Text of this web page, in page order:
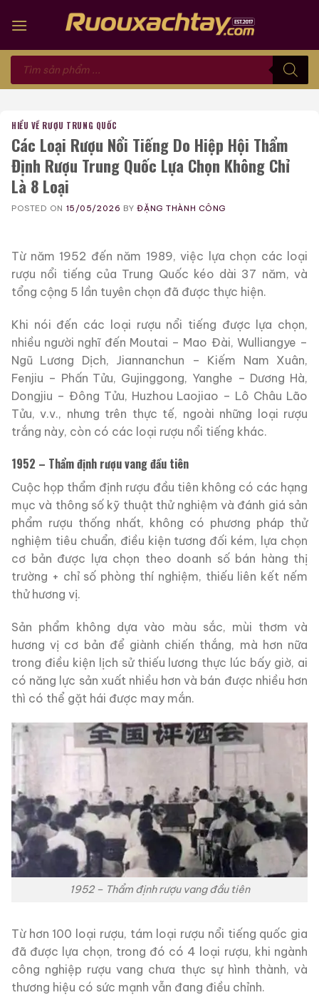
Tìm
kiếm
phẩm
HIỂU VỀ RƯỢU TRUNG QUỐC
Các Loại Rượu Nổi Tiếng Do Hiệp Hội Thẩm
Định Rượu Trung Quốc Lựa Chọn Không Chỉ
Là 8 Loại
POSTED ON 15/05/2026 BYĐẶNG THÀNH CÔNG
Từ năm 1952 đến năm 1989, việc lựa chọn các loại
rượu nổi tiếng của Trung Quốc kéo dài 37 năm, và
tổng cộng 5 lần tuyên chọn đã được thực hiện.
Khi nói đến các loại rượu nổi tiếng được lựa chọn,
nhiều người nghĩ đến Moutai – Mao Đài, Wulliangye –
Ngũ Lương Dịch, Jiannanchun – Kiếm Nam Xuân,
Fenjiu – Phấn Tửu, Gujinggong, Yanghe – Dương Hà,
Dongjiu – Đông Tửu, Huzhou Laojiao – Lô Châu Lão
Tửu, v.v., nhưng trên thực tế, ngoài những loại rượu
trắng này, còn có các loại rượu nổi tiếng khác.
1952 – Thẩm định rượu vang đầu tiên
Cuộc họp thẩm định rượu đầu tiên không có các hạng
mục và thông số kỹ thuật thử nghiệm và đánh giá sản
phẩm rượu thống nhất, không có phương pháp thử
nghiệm tiêu chuẩn, điều kiện tương đối kém, lựa chọn
cơ bản được lựa chọn theo doanh số bán hàng thị
trường + chỉ số phòng thí nghiệm, thiếu liên kết nếm
thử hương vị.
Sản phẩm không dựa vào màu sắc, mùi thơm và
hương vị cơ bản để giành chiến thắng, mà hơn nữa
trong điều kiện lịch sử thiếu lương thực lúc bấy giờ, ai
có năng lực sản xuất nhiều hơn và bán được nhiều hơn
thì có thể gặt hái được may mắn.
1952 – Thẩm định rượu vang đầu tiên
Từ hơn 100 loại rượu, tám loại rượu nổi tiếng quốc gia
đã được lựa chọn, trong đó có 4 loại rượu, khi ngành
công nghiệp rượu vang chưa thực sự hình thành, và
thương hiệu có sức mạnh vẫn đang điều chỉnh.